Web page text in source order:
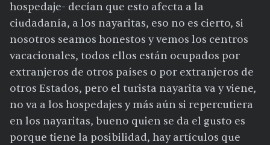
hospedaje- decían que esto afecta a la
ciudadanía, a los nayaritas, eso no es cierto, si
nosotros seamos honestos y vemos los centros
vacacionales, todos ellos están ocupados por
extranjeros de otros países o por extranjeros de
otros Estados, pero el turista nayarita va y viene,
no va a los hospedajes y más aún si repercutiera
en los nayaritas, bueno quien se da el gusto es
porque tiene la posibilidad, hay artículos que